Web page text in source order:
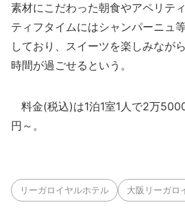
素材にこだわった朝食やアペリテ
ティフタイムにはシャンパーニュ
しており、スイーツを楽しみなが
時間が過ごせるという。
料金(税込)は1泊1室1人で2万
円～。
リーガロイヤルホテル 大阪リーガロ